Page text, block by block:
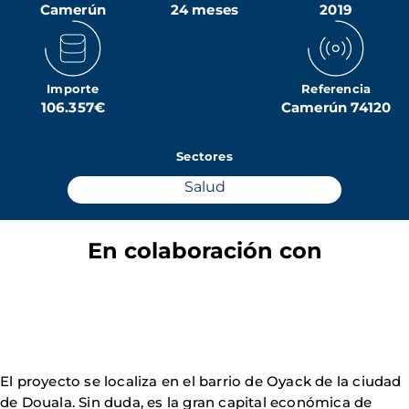
Camerún 24 meses 2019
Importe
106.357€
Referencia
Camerún 74120
Sectores
Salud
En colaboración con
El proyecto se localiza en el barrio de Oyack de la ciudad
de Douala. Sin duda, es la gran capital económica de